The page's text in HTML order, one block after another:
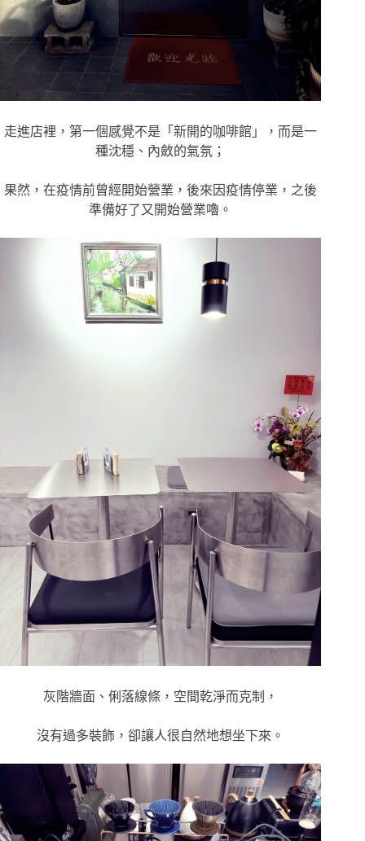
走進店裡，第一個感覺不是「新開的咖啡館」，而是一
種沈穩、內斂的氣氛；
果然，在疫情前曾經開始營業，後來因疫情停業，之後
準備好了又開始營業嚕。
灰階牆面、俐落線條，空間乾淨而克制，
沒有過多裝飾，卻讓人很自然地想坐下來。